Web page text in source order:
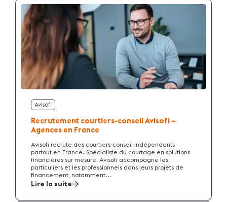
Avisofi
Recrutement courtiers-conseil Avisofi –
Agences en France
Avisofi recrute des courtiers-conseil indépendants
partout en France. Spécialiste du courtage en solutions
financières sur mesure, Avisofi accompagne les
particuliers et les professionnels dans leurs projets de
financement, notamment...
Lire la suite